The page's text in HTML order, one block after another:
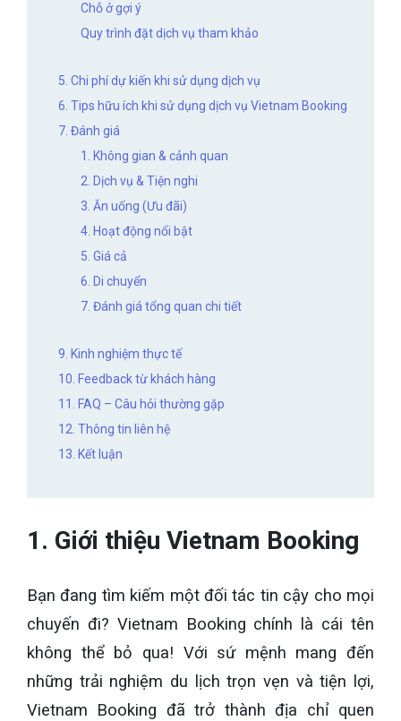
Chỗ ở gợi ý
Quy trình đặt dịch vụ tham khảo
5. Chi phí dự kiến khi sử dụng dịch vụ
6. Tips hữu ích khi sử dụng dịch vụ Vietnam Booking
7. Đánh giá
1. Không gian & cảnh quan
2. Dịch vụ & Tiện nghi
3. Ăn uống (Ưu đãi)
4. Hoạt động nổi bật
5. Giá cả
6. Di chuyển
7. Đánh giá tổng quan chi tiết
9. Kinh nghiệm thực tế
10. Feedback từ khách hàng
11. FAQ – Câu hỏi thường gặp
12. Thông tin liên hệ
13. Kết luận
1. Giới thiệu Vietnam Booking
Bạn đang tìm kiếm một đối tác tin cậy cho mọi
chuyến đi? Vietnam Booking chính là cái tên
không thể bỏ qua! Với sứ mệnh mang đến
những trải nghiệm du lịch trọn vẹn và tiện lợi,
Vietnam Booking đã trở thành địa chỉ quen